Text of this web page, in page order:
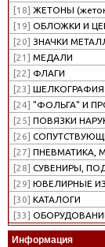
[18] ЖЕТОНЫ
[19] ОБЛОЖКИ И
[20] ЗНАЧКИ
[21] МЕДАЛИ
[22] ФЛАГИ
[23] ШЕЛКОГРАФИЯ
[24] "ФОЛЬГА" И
[25] ПОВЯЗКИ
[26]
[27] ПНЕВМАТИКА,
[28] СУВЕНИРЫ,
[29] ЮВЕЛИРНЫЕ
[30] КАТАЛОГИ
[33]
Информация